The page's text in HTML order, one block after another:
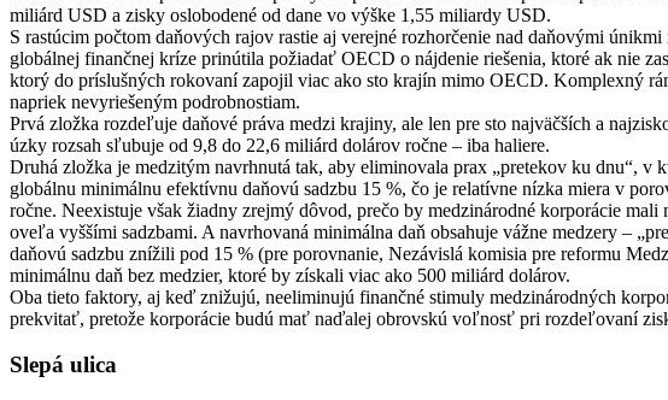
miliárd USD a zisky oslobodené od dane vo výške 1,55 miliardy USD.
S rastúcim počtom daňových rajov rastie aj verejné rozhorčenie nad daňovými
globálnej finančnej kríze prinútila požiadať OECD o nájdenie riešenia, ktoré ak nie
ktorý do príslušných rokovaní zapojil viac ako sto krajín mimo OECD. Komplexný
napriek nevyriešeným podrobnostiam.
Prvá zložka rozdeľuje daňové práva medzi krajiny, ale len pre sto najväčších a
úzky rozsah sľubuje od 9,8 do 22,6 miliárd dolárov ročne – iba haliere.
Druhá zložka je medzitým navrhnutá tak, aby eliminovala prax „pretekov ku dnu“,
globálnu minimálnu efektívnu daňovú sadzbu 15 %, čo je relatívne nízka miera v
ročne. Neexistuje však žiadny zrejmý dôvod, prečo by medzinárodné korporácie
oveľa vyššími sadzbami. A navrhovaná minimálna daň obsahuje vážne medzery –
daňovú sadzbu znížili pod 15 % (pre porovnanie, Nezávislá komisia pre reformu
minimálnu daň bez medzier, ktoré by získali viac ako 500 miliárd dolárov.
Oba tieto faktory, aj keď znižujú, neeliminujú finančné stimuly medzinárodných
prekvitať, pretože korporácie budú mať naďalej obrovskú voľnosť pri rozdeľovaní
Slepá ulica